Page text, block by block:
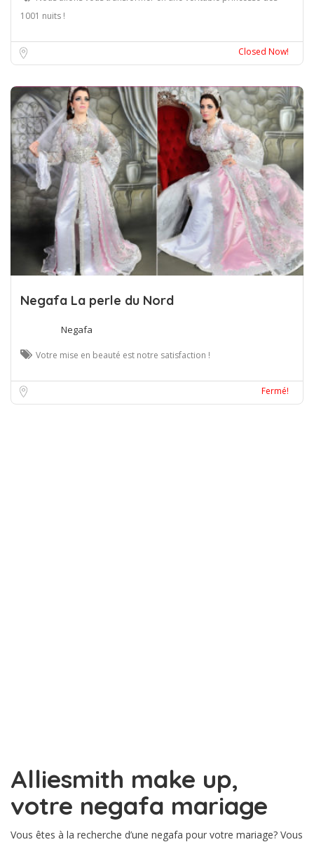
1001 nuits !
Closed Now!
Negafa La perle du Nord
Negafa
Votre mise en beauté est notre satisfaction !
Fermé!
Alliesmith make up,
votre negafa mariage
Vous êtes à la recherche d’une negafa pour votre mariage? Vous